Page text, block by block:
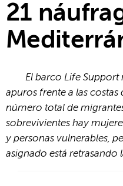
21
El barco Life Support
apuros frente a las costas
número total de
sobrevivientes hay
y personas vulnerables,
asignado está retrasando